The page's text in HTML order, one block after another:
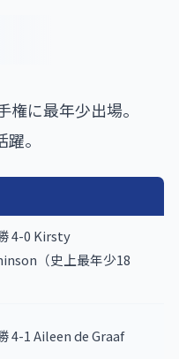
に最年少出場。
。
4-0 Kirsty
（史上最年少18
4-1 Aileen de Graaf